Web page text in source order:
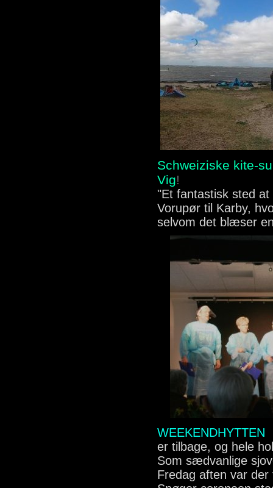
Schweiziske kite-
Vig!
"Et fantastisk sted
Vorupør til Karby,
selvom det blæser
WEEKENDHYTTEN
er tilbage, og hele
Som sædvanlige
Fredag aften var